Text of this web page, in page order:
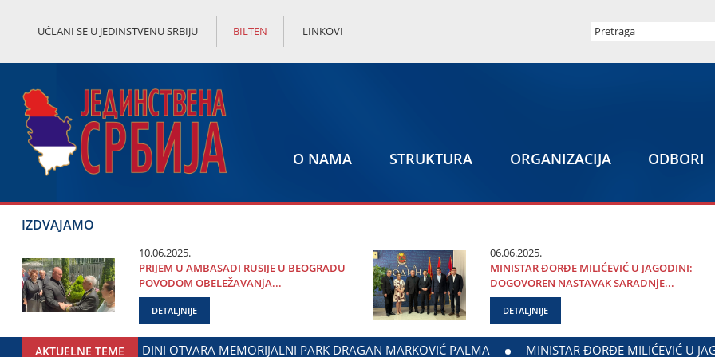
UČLANI SE U JEDINSTVENU SRBIJU BILTEN LINKOVI
O NAMA STRUKTURA ORGANIZACIЈA ODBORI
IZDVAJAMO
10.06.2025.
PRIЈEM U AMBASADI RUSIЈE U BEOGRADU
POVODOM OBELEŽAVANjA...
DETALJNIJE
06.06.2025.
MINISTAR ĐORĐE MILIĆEVIĆ U ЈAGODINI:
DOGOVOREN NASTAVAK SARADNjE...
DETALJNIJE
AKTUELNE TEME
PALMA MINISTAR ĐORĐE MILIĆEVIĆ U ЈAGODINI: DOGOVOREN NASTAVAK SARADNjE GRADA ЈAGODINE I